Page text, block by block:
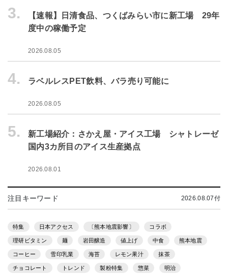
3.
【速報】日清食品、つくばみらい市に新工場 29年
度中の稼働予定
2026.08.05
4. ラベルレスPET飲料、バラ売り可能に
2026.08.05
5.
新工場紹介：さかえ屋・アイス工場 シャトレーゼ
国内3カ所目のアイス生産拠点
2026.08.01
注目キーワード 2026.08.07付
特集 日本アクセス 〔熊本地震影響〕 コラボ
理研ビタミン 麺 岩田醸造 値上げ 中食 熊本地震
コーヒー 雪印乳業 海苔 レモン果汁 抹茶
チョコレート トレンド 製粉特集 惣菜 明治